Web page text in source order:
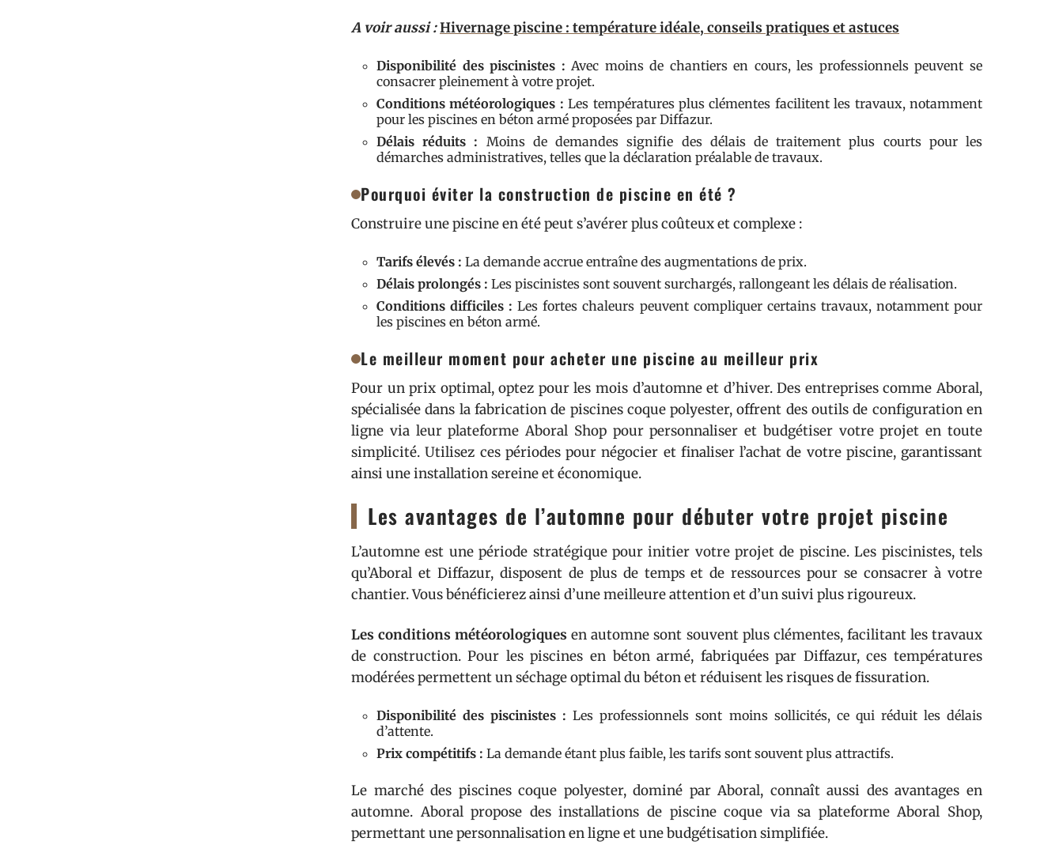
A voir aussi :Hivernage piscine : température idéale, conseils pratiques et astuces
Disponibilité des piscinistes : Avec moins de chantiers en cours, les professionnels peuvent se
consacrer pleinement à votre projet.
Conditions météorologiques : Les températures plus clémentes facilitent les travaux, notamment
pour les piscines en béton armé proposées par Diffazur.
Délais réduits : Moins de demandes signifie des délais de traitement plus courts pour les
démarches administratives, telles que la déclaration préalable de travaux.
Pourquoi éviter la construction de piscine en été ?
Construire une piscine en été peut s’avérer plus coûteux et complexe :
Tarifs élevés : La demande accrue entraîne des augmentations de prix.
Délais prolongés : Les piscinistes sont souvent surchargés, rallongeant les délais de réalisation.
Conditions difficiles : Les fortes chaleurs peuvent compliquer certains travaux, notamment pour
les piscines en béton armé.
Le meilleur moment pour acheter une piscine au meilleur prix
Pour un prix optimal, optez pour les mois d’automne et d’hiver. Des entreprises comme Aboral,
spécialisée dans la fabrication de piscines coque polyester, offrent des outils de configuration en
ligne via leur plateforme Aboral Shop pour personnaliser et budgétiser votre projet en toute
simplicité. Utilisez ces périodes pour négocier et finaliser l’achat de votre piscine, garantissant
ainsi une installation sereine et économique.
Les avantages de l’automne pour débuter votre projet piscine
L’automne est une période stratégique pour initier votre projet de piscine. Les piscinistes, tels
qu’Aboral et Diffazur, disposent de plus de temps et de ressources pour se consacrer à votre
chantier. Vous bénéficierez ainsi d’une meilleure attention et d’un suivi plus rigoureux.
Les conditions météorologiques en automne sont souvent plus clémentes, facilitant les travaux
de construction. Pour les piscines en béton armé, fabriquées par Diffazur, ces températures
modérées permettent un séchage optimal du béton et réduisent les risques de fissuration.
Disponibilité des piscinistes : Les professionnels sont moins sollicités, ce qui réduit les délais
d’attente.
Prix compétitifs : La demande étant plus faible, les tarifs sont souvent plus attractifs.
Le marché des piscines coque polyester, dominé par Aboral, connaît aussi des avantages en
automne. Aboral propose des installations de piscine coque via sa plateforme Aboral Shop,
permettant une personnalisation en ligne et une budgétisation simplifiée.